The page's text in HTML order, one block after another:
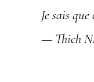
Je sais
— Thich